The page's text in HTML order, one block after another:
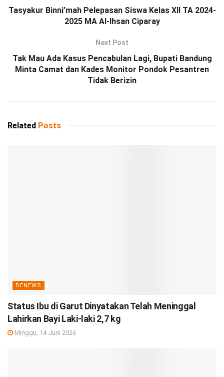
Tasyakur Binni’mah Pelepasan Siswa Kelas XII TA 2024-
2025 MA Al-Ihsan Ciparay
Next Post
Tak Mau Ada Kasus Pencabulan Lagi, Bupati Bandung
Minta Camat dan Kades Monitor Pondok Pesantren
Tidak Berizin
Related Posts
DENEWS
Status Ibu di Garut Dinyatakan Telah Meninggal
Lahirkan Bayi Laki-laki 2,7 kg
Minggu, 14 Juni 2026